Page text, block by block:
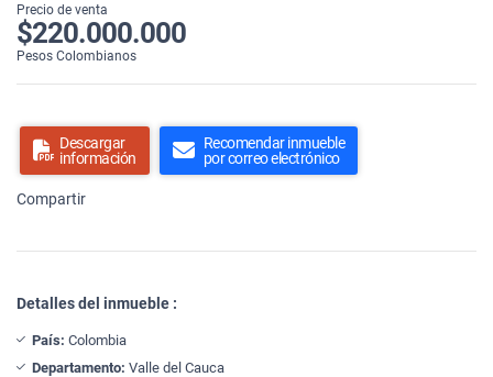
Precio de venta
$220.000.000
Pesos Colombianos
Descargar
información
Recomendar inmueble
por correo electrónico
Compartir
Detalles del inmueble :
País: Colombia
Departamento: Valle del Cauca